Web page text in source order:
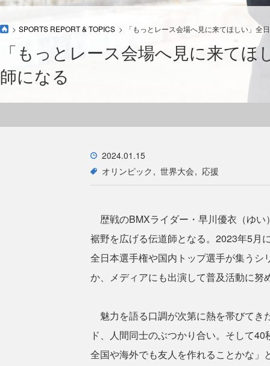
SPORTS REPORT & TOPICS 「もっとレース会場へ見に来てほしい」全
「もっとレース会場へ見に来て
師になる
2024.01.15
オリンピック
世界大会 応援
歴戦のBMXライダー・早川優衣（ゆ
裾野を広げる伝道師となる。2023年5月
全日本選手権や国内トップ選手が集う
か、メディアにも出演して普及活動に
魅力を語る口調が次第に熱を帯びてき
ド、人間同士のぶつかり合い。そして
全国や海外でも友人を作れることかな」